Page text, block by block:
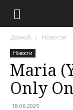
Домой Новости
Новости
Maria
Only
18.06.2025